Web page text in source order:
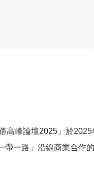
高峰論壇2025」於2025
帶一路」沿線商業合作的